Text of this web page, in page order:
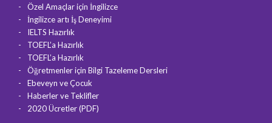
Özel Amaçlar için İngilizce
İngilizce artı İş Deneyimi
IELTS Hazırlık
TOEFL’a Hazırlık
TOEFL’a Hazırlık
Öğretmenler için Bilgi Tazeleme Dersleri
Ebeveyn ve Çocuk
Haberler ve Teklifler
2020 Ücretler (PDF)